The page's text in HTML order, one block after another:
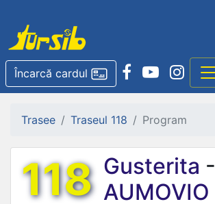
Încarcă cardul
Trasee Traseul 118 Program
118 Gusterita -
AUMOVIO